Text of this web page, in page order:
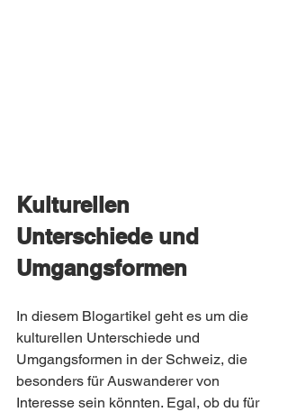
Kulturellen
Unterschiede und
Umgangsformen
In diesem Blogartikel geht es um die
kulturellen Unterschiede und
Umgangsformen in der Schweiz, die
besonders für Auswanderer von
Interesse sein könnten. Egal, ob du für